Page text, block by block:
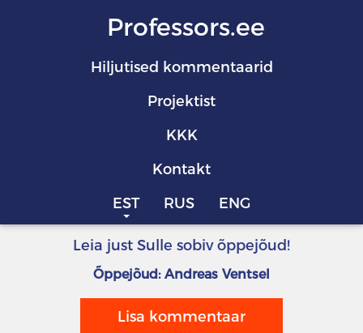
Professors.ee
Hiljutised kommentaarid
Projektist
KKK
Kontakt
EST
RUS ENG
Leia just Sulle sobiv õppejõud!
Õppejõud: Andreas Ventsel
Lisa kommentaar